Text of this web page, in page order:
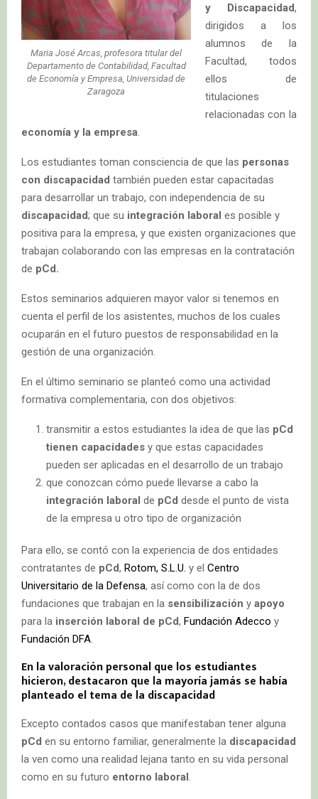
Maria José Arcas, profesora titular del
Departamento de Contabilidad, Facultad
de Economía y Empresa, Universidad de
Zaragoza
y Discapacidad,
dirigidos a los
alumnos de la
Facultad, todos
ellos de
titulaciones
relacionadas con la
economía y la empresa
Los estudiantes toman consciencia de que las personas
con discapacidad también pueden estar capacitadas
para desarrollar un trabajo, con independencia de su
discapacidad; que su integración laboral es posible y
positiva para la empresa, y que existen organizaciones que
trabajan colaborando con las empresas en la contratación
de pCd.
Estos seminarios adquieren mayor valor si tenemos en
cuenta el perfil de los asistentes, muchos de los cuales
ocuparán en el futuro puestos de responsabilidad en la
gestión de una organización.
En el último seminario se planteó como una actividad
formativa complementaria, con dos objetivos:
transmitir a estos estudiantes la idea de que las pCd
tienen capacidades y que estas capacidades
pueden ser aplicadas en el desarrollo de un trabajo
que conozcan cómo puede llevarse a cabo la
integración laboral de pCd desde el punto de vista
de la empresa u otro tipo de organización
Para ello, se contó con la experiencia de dos entidades
contratantes de pCd, Rotom, S.L.U. y el Centro
Universitario de la Defensa, así como con la de dos
fundaciones que trabajan en la sensibilización y apoyo
para la inserción laboral de pCd, Fundación Adecco y
Fundación DFA
En la valoración personal que los estudiantes
hicieron, destacaron que la mayoría jamás se había
planteado el tema de la discapacidad
Excepto contados casos que manifestaban tener alguna
pCd en su entorno familiar, generalmente la discapacidad
la ven como una realidad lejana tanto en su vida personal
como en su futuro entorno laboral